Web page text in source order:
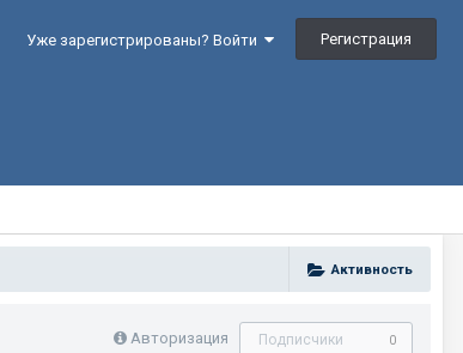
Уже зарегистрированы? Войти Регистрация
Активность
Авторизация Подписчики 0